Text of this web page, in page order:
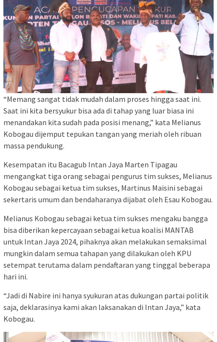
“Memang sangat tidak mudah dalam proses hingga saat ini.
Saat ini kita bersyukur bisa ada di tahap yang luar biasa ini
menandakan kita sudah pada posisi menang,” kata Melianus
Kobogau dijemput tepukan tangan yang meriah oleh ribuan
massa pendukung.
Kesempatan itu Bacagub Intan Jaya Marten Tipagau
mengangkat tiga orang sebagai pengurus tim sukses, Melianus
Kobogau sebagai ketua tim sukses, Martinus Maisini sebagai
sekertaris umum dan bendaharanya dijabat oleh Esau Kobogau.
Melianus Kobogau sebagai ketua tim sukses mengaku bangga
bisa diberikan kepercayaan sebagai ketua koalisi MANTAB
untuk Intan Jaya 2024, pihaknya akan melakukan semaksimal
mungkin dalam semua tahapan yang dilakukan oleh KPU
setempat terutama dalam pendaftaran yang tinggal beberapa
hari ini.
“Jadi di Nabire ini hanya syukuran atas dukungan partai politik
saja, deklarasinya kami akan laksanakan di Intan Jaya,” kata
Kobogau.